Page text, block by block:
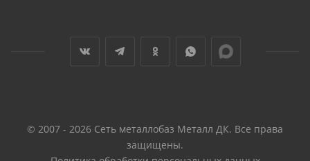
© 2007 - 2026 Сеть металлобаз Металл ДК. Все права
защищены.